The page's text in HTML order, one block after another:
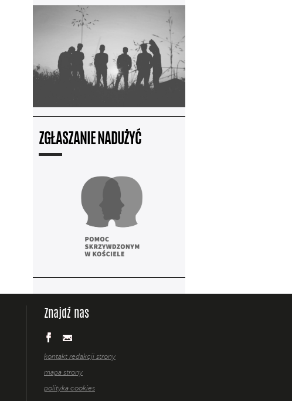
ZGŁASZANIE NADUŻYĆ
Znajdź nas
kontakt redakcji strony
mapa strony
polityka cookies